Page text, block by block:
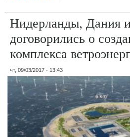
Нидерланды, Дания
договорились о
комплекса
чт, 09/03/2017 - 13:43